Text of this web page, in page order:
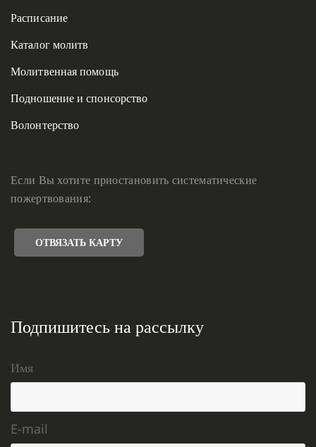
Расписание
Каталог молитв
Молитвенная помощь
Подношение и спонсорство
Волонтерство
Если Вы хотите приостановить систематические
пожертвования:
ОТВЯЗАТЬ КАРТУ
Подпишитесь на рассылку
Имя
E-mail